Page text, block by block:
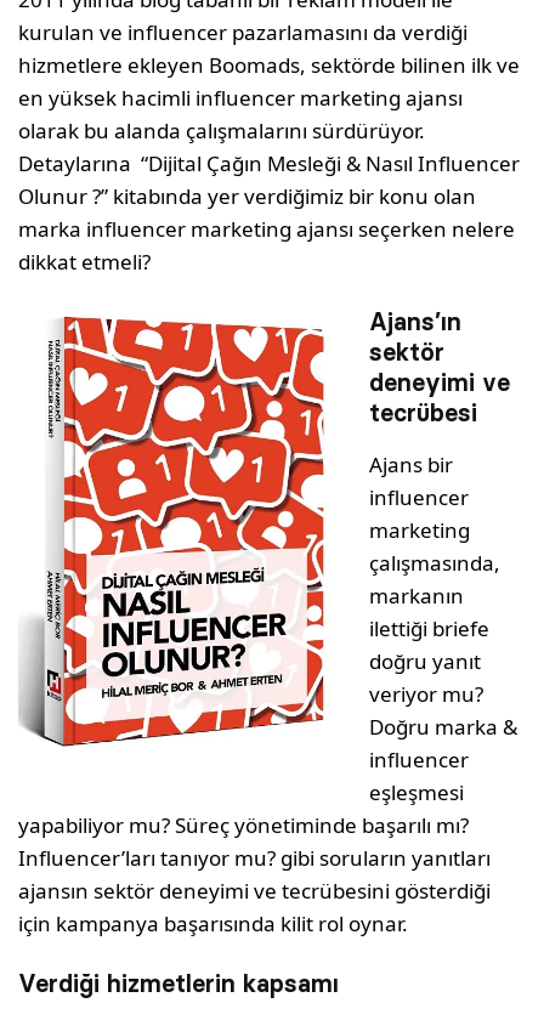
kurulan ve influencer pazarlamasını da verdiği
hizmetlere ekleyen Boomads, sektörde bilinen ilk ve
en yüksek hacimli influencer marketing ajansı
olarak bu alanda çalışmalarını sürdürüyor.
Detaylarına “Dijital Çağın Mesleği & Nasıl Influencer
Olunur ?” kitabında yer verdiğimiz bir konu olan
marka influencer marketing ajansı seçerken nelere
dikkat etmeli?
Ajans’ın
sektör
deneyimi ve
tecrübesi
Ajans bir
influencer
marketing
çalışmasında,
markanın
ilettiği briefe
doğru yanıt
veriyor mu?
Doğru marka &
influencer
eşleşmesi
yapabiliyor mu? Süreç yönetiminde başarılı mı?
Influencer’ları tanıyor mu? gibi soruların yanıtları
ajansın sektör deneyimi ve tecrübesini gösterdiği
için kampanya başarısında kilit rol oynar.
Verdiği hizmetlerin kapsamı